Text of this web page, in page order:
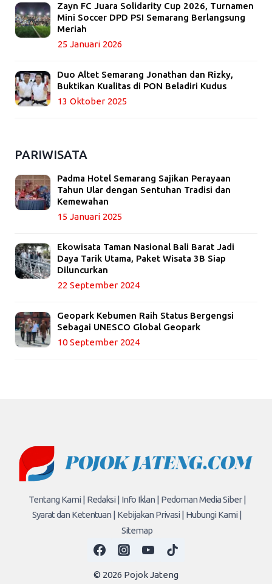
Zayn FC Juara Solidarity Cup 2026, Turnamen
Mini Soccer DPD PSI Semarang Berlangsung
Meriah
25 Januari 2026
Duo Altet Semarang Jonathan dan Rizky,
Buktikan Kualitas di PON Beladiri Kudus
13 Oktober 2025
PARIWISATA
Padma Hotel Semarang Sajikan Perayaan
Tahun Ular dengan Sentuhan Tradisi dan
Kemewahan
15 Januari 2025
Ekowisata Taman Nasional Bali Barat Jadi
Daya Tarik Utama, Paket Wisata 3B Siap
Diluncurkan
22 September 2024
Geopark Kebumen Raih Status Bergengsi
Sebagai UNESCO Global Geopark
10 September 2024
Tentang Kami | Redaksi | Info Iklan | Pedoman Media Siber |
Syarat dan Ketentuan | Kebijakan Privasi | Hubungi Kami |
Sitemap
© 2026 Pojok Jateng